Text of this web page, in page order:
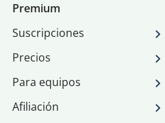
Premium
Suscripciones
Precios
Para equipos
Afiliación